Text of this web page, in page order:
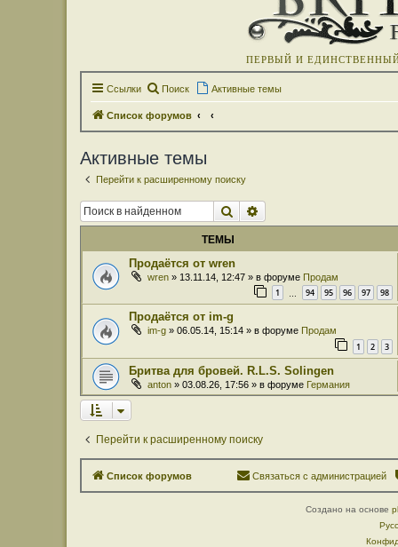
ПЕРВЫЙ И
Ссылки Поиск Активные темы
Список форумов
Активные темы
Перейти к расширенному поиску
Поиск
ТЕМЫ
Продаётся от wren
wren » 13.11.14, 12:47 » в форуме Продам
1 94 95 96 97 98
Продаётся от im-g
im-g » 06.05.14, 15:14 » в форуме Продам
1 2 3
Бритва для бровей. R.L.S. Solingen
anton » 03.08.26, 17:56 » в форуме Германия
Перейти к расширенному поиску
Список форумов Связаться с администрацией
Создано на основе